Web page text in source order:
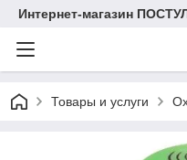
Интернет-магазин
Товары и услуги